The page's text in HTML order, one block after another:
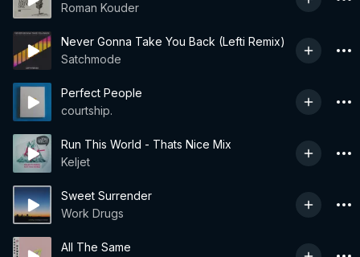
Roman Kouder
Never Gonna Take You Back (Lefti Remix)
Satchmode
Perfect People
courtship.
Run This World - Thats Nice Mix
Keljet
Sweet Surrender
Work Drugs
All The Same